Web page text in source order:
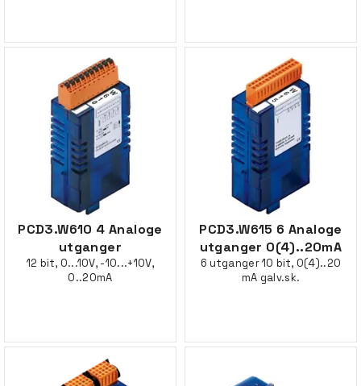
PCD3.W610 4 Analoge
utganger
12 bit, 0...10V, -10...+10V,
0..20mA
PCD3.W615 6 Analoge
utganger 0(4)..20mA
6 utganger 10 bit, 0(4)..20
mA galv.sk.